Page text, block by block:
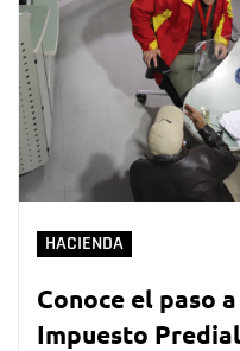
HACIENDA
Conoce el paso
Impuesto